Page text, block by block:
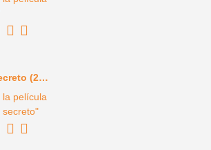
El agente secreto (2025)